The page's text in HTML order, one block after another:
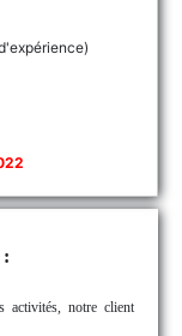
:
activités, notre client